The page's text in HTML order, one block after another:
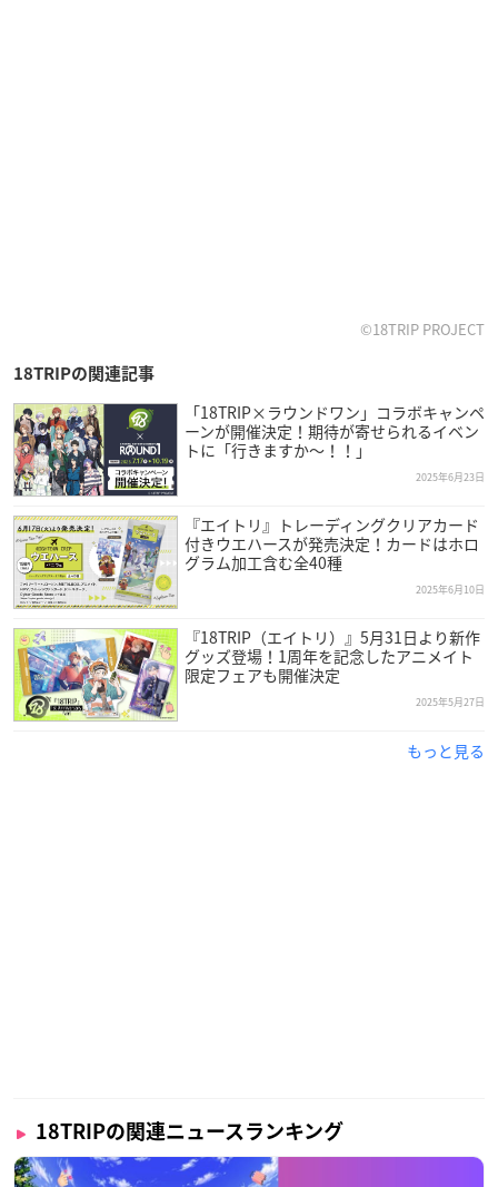
©18TRIP PROJECT
18TRIPの関連記事
「18TRIP×ラウンドワン」コラボキャンペ
ーンが開催決定！期待が寄せられるイベン
トに「行きますか〜！！」
2025年6月23日
『エイトリ』トレーディングクリアカード
付きウエハースが発売決定！カードはホロ
グラム加工含む全40種
2025年6月10日
『18TRIP（エイトリ）』5月31日より新作
グッズ登場！1周年を記念したアニメイト
限定フェアも開催決定
2025年5月27日
もっと見る
18TRIPの関連ニュースランキング